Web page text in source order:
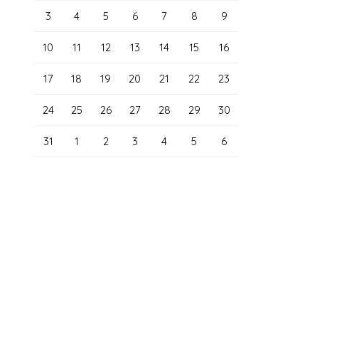
3 4 5 6 7 8 9
10 11 12 13 14 15 16
17 18 19 20 21 22 23
24 25 26 27 28 29 30
31 1 2 3 4 5 6